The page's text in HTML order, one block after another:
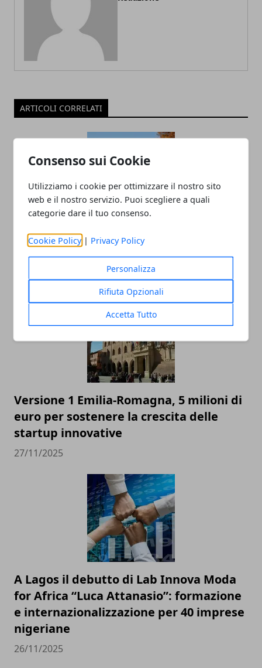
Consenso sui Cookie
Utilizziamo i cookie per ottimizzare il nostro sito
web e il nostro servizio. Puoi scegliere a quali
categorie dare il tuo consenso.
Cookie Policy | Privacy Policy
Personalizza
Rifiuta Opzionali
Accetta Tutto
ARTICOLI CORRELATI
Un agrinido tra le vigne: a Modena un
modello nazionale di educazione rurale
Versione 1 Emilia-Romagna, 5 milioni di
euro per sostenere la crescita delle
startup innovative
27/11/2025
A Lagos il debutto di Lab Innova Moda
for Africa “Luca Attanasio”: formazione
e internazionalizzazione per 40 imprese
nigeriane
26/11/2025